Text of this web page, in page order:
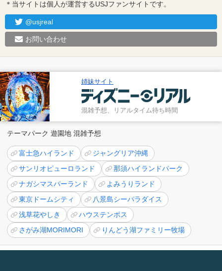
＊当サイトは個人が運営するUSJファンサイトです。
@usjreal
お問い合わせ
姉妹サイト
混雑予想、リアルタイム待ち時間
テーマパーク 遊園地 混雑予想
富士急ハイランド
ジャングリア沖縄
サンリオピューロランド
那須ハイランドパーク
ナガシマスパーランド
よみうりランド
東京ドームシティ
八景島シーパラダイス
浅草花やしき
ハウステンボス
さがみ湖MORIMORI
りんどう湖ファミリー牧場